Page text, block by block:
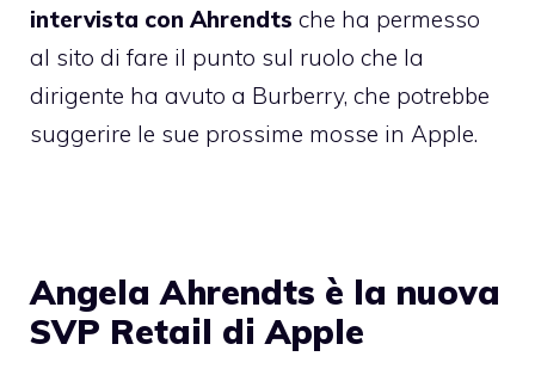
intervista con Ahrendts che ha permesso
al sito di fare il punto sul ruolo che la
dirigente ha avuto a Burberry, che potrebbe
suggerire le sue prossime mosse in Apple.
Angela Ahrendts è la nuova
SVP Retail di Apple